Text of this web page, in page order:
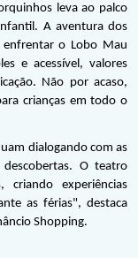
leva ao palco
A aventura dos
enfrentar o Lobo Mau
e acessível, valores
Não por acaso,
crianças em todo o
dialogando com as
descobertas. O teatro
criando experiências
as férias", destaca
Shopping.